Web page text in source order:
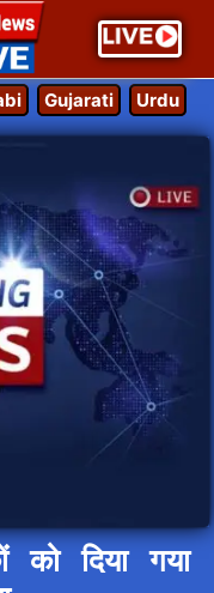
Gujarati Urdu
को दिया गया